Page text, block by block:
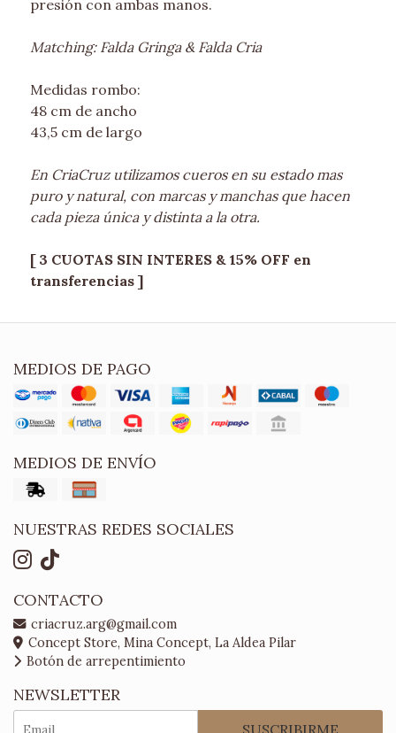
presión con ambas manos.
Matching: Falda Gringa & Falda Cria
Medidas rombo:
48 cm de ancho
43,5 cm de largo
En CriaCruz utilizamos cueros en su estado mas
puro y natural, con marcas y manchas que hacen
cada pieza única y distinta a la otra.
[ 3 CUOTAS SIN INTERES & 15% OFF en
transferencias ]
MEDIOS DE PAGO
MEDIOS DE ENVÍO
NUESTRAS REDES SOCIALES
CONTACTO
criacruz.arg@gmail.com
Concept Store, Mina Concept, La Aldea Pilar
Botón de arrepentimiento
NEWSLETTER
SUSCRIBIRME